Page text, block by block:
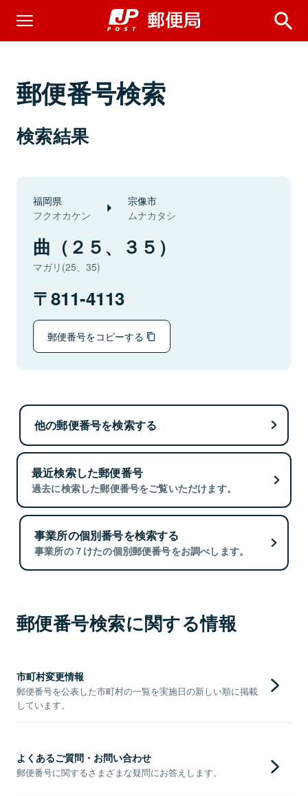
郵便番号検索
検索結果
福岡県
フクオカケン
宗像市
ムナカタシ
曲（２５、３５）
マガリ(25、35)
811-4113
郵便番号をコピーする
他の郵便番号を検索する
最近検索した郵便番号
過去に検索した郵便番号をご覧いただけます。
事業所の個別番号を検索する
事業所の７けたの個別郵便番号をお調べします。
郵便番号検索に関する情報
市町村変更情報
郵便番号を公表した市町村の一覧を実施日の新しい順に掲載
しています。
よくあるご質問・お問い合わせ
郵便番号に関するさまざまな疑問にお答えします。